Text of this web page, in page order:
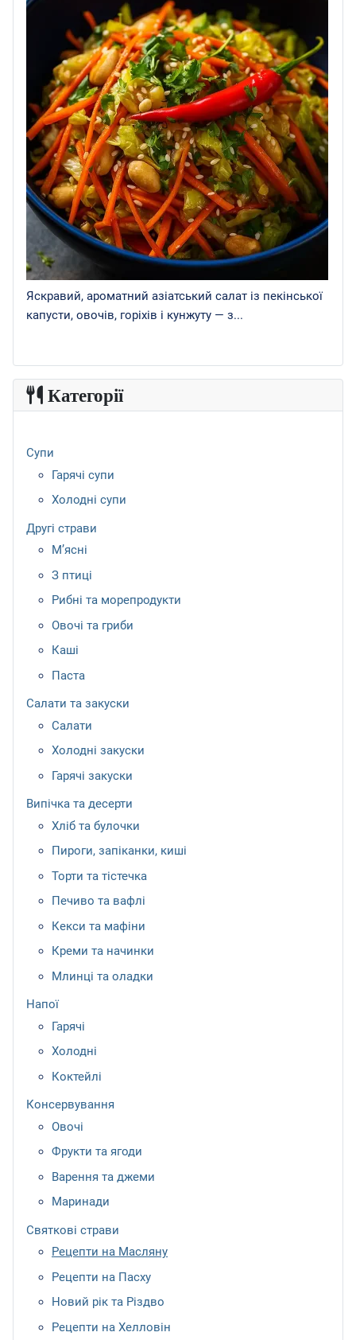
Яскравий, ароматний азіатський салат із пекінської
капусти, овочів, горіхів і кунжуту — з...
Категорії
Супи
Гарячі супи
Холодні супи
Другі страви
М’ясні
З птиці
Рибні та морепродукти
Овочі та гриби
Каші
Паста
Салати та закуски
Салати
Холодні закуски
Гарячі закуски
Випічка та десерти
Хліб та булочки
Пироги, запіканки, киші
Торти та тістечка
Печиво та вафлі
Кекси та мафіни
Креми та начинки
Млинці та оладки
Напої
Гарячі
Холодні
Коктейлі
Консервування
Овочі
Фрукти та ягоди
Варення та джеми
Маринади
Святкові страви
Рецепти на Масляну
Рецепти на Пасху
Новий рік та Різдво
Рецепти на Хелловін